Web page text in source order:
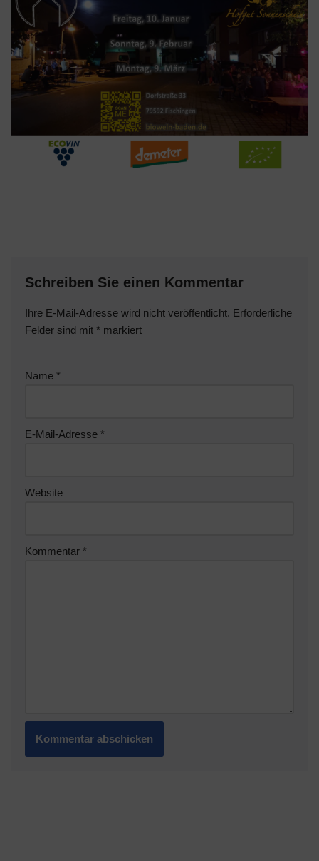
Schreiben Sie einen Kommentar
Ihre E-Mail-Adresse wird nicht veröffentlicht. Erforderliche
Felder sind mit * markiert
Name *
E-Mail-Adresse *
Website
Kommentar *